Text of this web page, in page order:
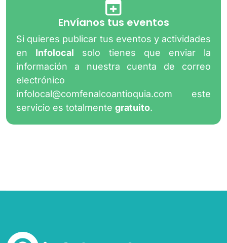
Envíanos tus eventos
Si quieres publicar tus eventos y actividades
en Infolocal solo tienes que enviar la
información a nuestra cuenta de correo
electrónico
infolocal@comfenalcoantioquia.com este
servicio es totalmente gratuito.